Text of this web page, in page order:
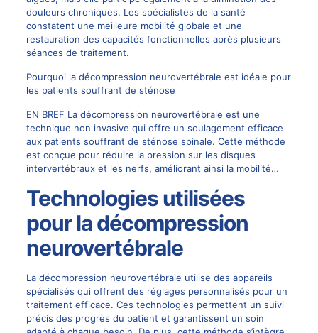
douleurs chroniques. Les spécialistes de la santé
constatent une meilleure mobilité globale et une
restauration des capacités fonctionnelles après plusieurs
séances de traitement.
Pourquoi la décompression neurovertébrale est idéale pour
les patients souffrant de sténose
EN BREF La décompression neurovertébrale est une
technique non invasive qui offre un soulagement efficace
aux patients souffrant de sténose spinale. Cette méthode
est conçue pour réduire la pression sur les disques
intervertébraux et les nerfs, améliorant ainsi la mobilité…
Technologies utilisées
pour la décompression
neurovertébrale
La décompression neurovertébrale utilise des appareils
spécialisés qui offrent des réglages personnalisés pour un
traitement efficace. Ces technologies permettent un suivi
précis des progrès du patient et garantissent un soin